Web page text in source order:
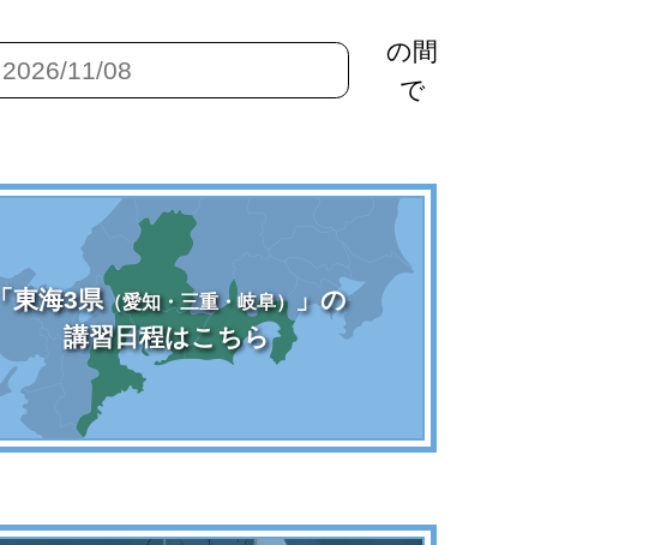
の間
で
「東海3県（愛知・三重・岐阜）
」の
講習日程はこちら